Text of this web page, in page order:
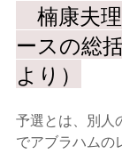
楠康夫
ースの総
より）
予選とは、別人
でアブラハムの